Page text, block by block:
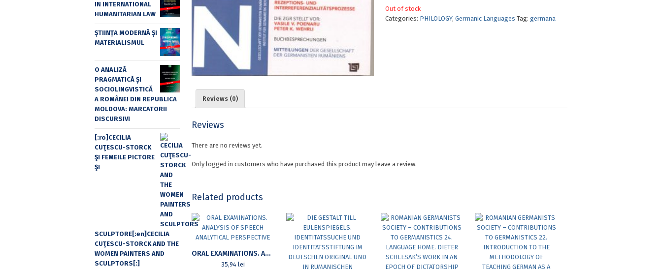
Out of stock
Categories: PHILOLOGY, Germanic Languages Tag: germana
Reviews (0)
Reviews
There are no reviews yet.
Only logged in customers who have purchased this product may leave a review.
Related products
ORAL EXAMINATIONS. ANALYSIS OF SPEECH ANALYTICAL PERSPECTIVE
35,94 lei
IN INTERNATIONAL
HUMANITARIAN LAW
ȘTIINȚA MODERNĂ ȘI
MATERIALISMUL
O ANALIZĂ
PRAGMATICĂ ȘI
SOCIOLINGVISTICĂ
A ROMÂNEI DIN REPUBLICA
MOLDOVA: MARCATORII
DISCURSIVI
[:ro]CECILIA
CUŢESCU-STORCK
ŞI FEMEILE PICTORE
ŞI
SCULPTORE[:en]CECILIA
CUŢESCU-STORCK AND THE
WOMEN PAINTERS AND
SCULPTORS[:]